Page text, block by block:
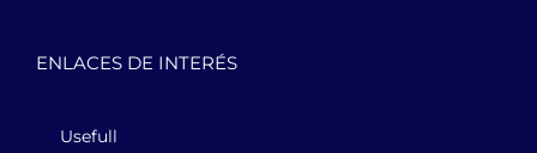
ENLACES DE INTERÉS
Usefull